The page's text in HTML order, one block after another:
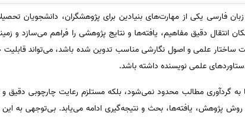
فارسی یکی از مهارت‌های بنیادین برای پژوهشگران، دانشجویان
انتقال دقیق مفاهیم، یافته‌ها و نتایج پژوهشی را فراهم می‌سازد و
ساختار علمی و اصول نگارشی مناسب تدوین شده باشد، می‌تواند
علمی نویسنده داشته باشد.
به گردآوری مطالب محدود نمی‌شود، بلکه مستلزم رعایت چارچوبی
پژوهش، یافته‌ها، بحث و نتیجه‌گیری ادامه می‌یابد. بی‌توجهی به